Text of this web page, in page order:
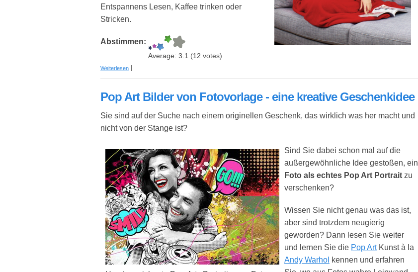
Entspannens Lesen, Kaffee trinken oder
Stricken.
Abstimmen:
Average: 3.1 (12 votes)
Weiterlesen über Hugz – die Decke mit Ärmeln (personalisierbar)
Pop Art Bilder von Fotovorlage - eine kreative Geschenkidee
Sie sind auf der Suche nach einem originellen Geschenk, das wirklich was her macht und
nicht von der Stange ist?
Sind Sie dabei schon mal auf die
außergewöhnliche Idee gestoßen, ein
Foto als echtes Pop Art Portrait zu
verschenken?
Wissen Sie nicht genau was das ist,
aber sind trotzdem neugierig
geworden? Dann lesen Sie weiter
und lernen Sie die Pop ArtKunst à la
Andy Warhol kennen und erfahren